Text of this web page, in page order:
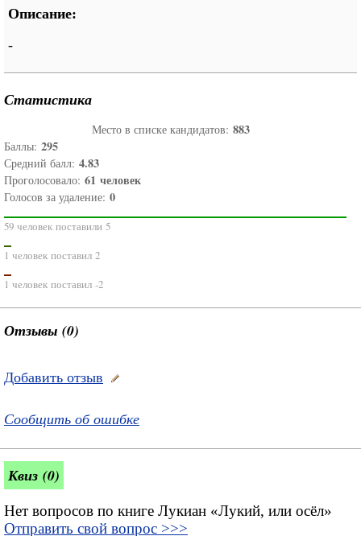
Описание:
-
Статистика
Место в списке кандидатов: 883
Баллы: 295
Средний балл: 4.83
Проголосовало: 61 человек
Голосов за удаление: 0
59 человек поставили 5
1 человек поставил 2
1 человек поставил -2
Отзывы (0)
Добавить отзыв
Сообщить об ошибке
Квиз (0)
Нет вопросов по книге Лукиан «Лукий, или осёл»
Отправить свой вопрос >>>